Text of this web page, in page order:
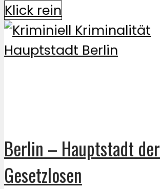
Klick rein
Berlin – Hauptstadt der
Gesetzlosen